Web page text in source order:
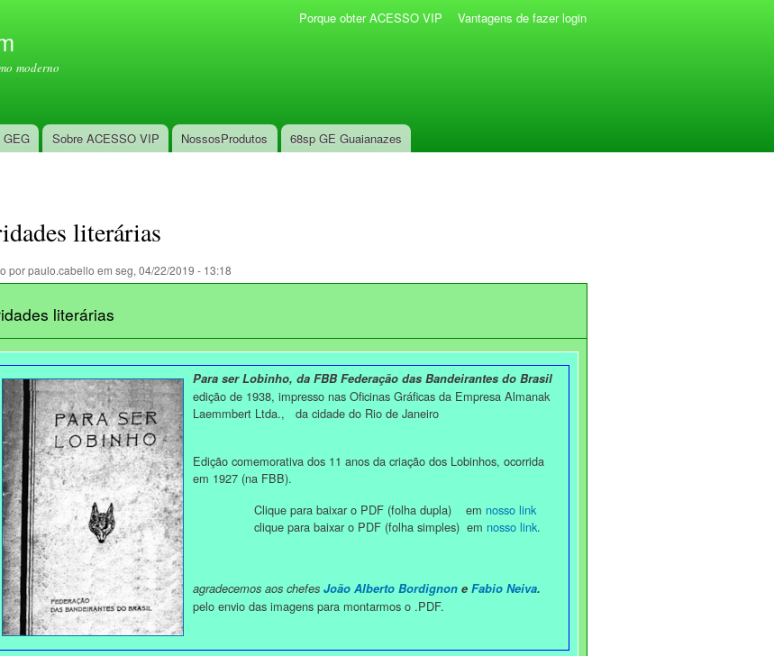
moderno
GEG Sobre ACESSO VIP NossosProdutos 68sp GE Guaianazes
Porque obter ACESSO VIP Vantagens de fazer login
literárias
porpaulo.cabello em seg, 04/22/2019 - 13:18
literárias
Para ser Lobinho, da FBB Federação das Bandeirantes do Brasil
edição de 1938, impresso nas Oficinas Gráficas da Empresa Almanak
Laemmbert Ltda., da cidade do Rio de Janeiro
Edição comemorativa dos 11 anos da criação dos Lobinhos, ocorrida
em 1927 (na FBB).
Clique para baixar o PDF (folha dupla) em nosso link
clique para baixar o PDF (folha simples) em nosso link.
agradecemos aos chefes João Alberto Bordignon e Fabio Neiva.
pelo envio das imagens para montarmos o .PDF.